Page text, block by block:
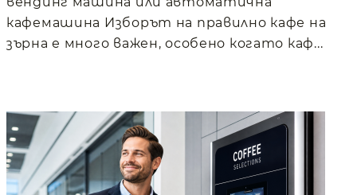
кафемашина Изборът на правилно кафе на
зърна е много важен, особено когато каф...